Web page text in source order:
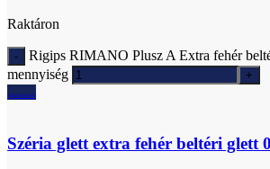
Raktáron
Rigips RIMANO Plusz A Extra fehér
mennyiség
Ajánlatkérés
Széria glett extra fehér beltéri glett